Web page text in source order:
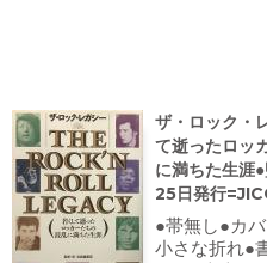
ザ・ロック・
て逝ったロッ
に満ちた生涯
25日発行
●帯無し●カ
小さな折れ●